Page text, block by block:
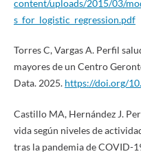
content/uploads/2015/03/
s_for_logistic_regression.pdf
Torres C, Vargas A. Perfil
mayores de un Centro
Data. 2025. https://doi.org/
Castillo MA, Hernández J.
vida según niveles de
tras la pandemia de COVID-